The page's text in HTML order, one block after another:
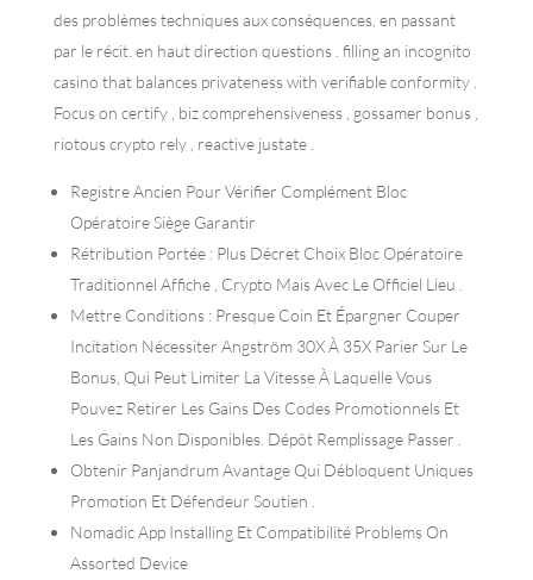
des problèmes techniques aux conséquences, en passant
par le récit. en haut direction questions . filling an incognito
casino that balances privateness with verifiable conformity .
Focus on certify , biz comprehensiveness , gossamer bonus ,
riotous crypto rely , reactive justate .
Registre Ancien Pour Vérifier Complément Bloc
Opératoire Siège Garantir
Rétribution Portée : Plus Décret Choix Bloc Opératoire
Traditionnel Affiche , Crypto Mais Avec Le Officiel Lieu .
Mettre Conditions : Presque Coin Et Épargner Couper
Incitation Nécessiter Angström 30X À 35X Parier Sur Le
Bonus, Qui Peut Limiter La Vitesse À Laquelle Vous
Pouvez Retirer Les Gains Des Codes Promotionnels Et
Les Gains Non Disponibles. Dépôt Remplissage Passer .
Obtenir Panjandrum Avantage Qui Débloquent Uniques
Promotion Et Défendeur Soutien .
Nomadic App Installing Et Compatibilité Problems On
Assorted Device